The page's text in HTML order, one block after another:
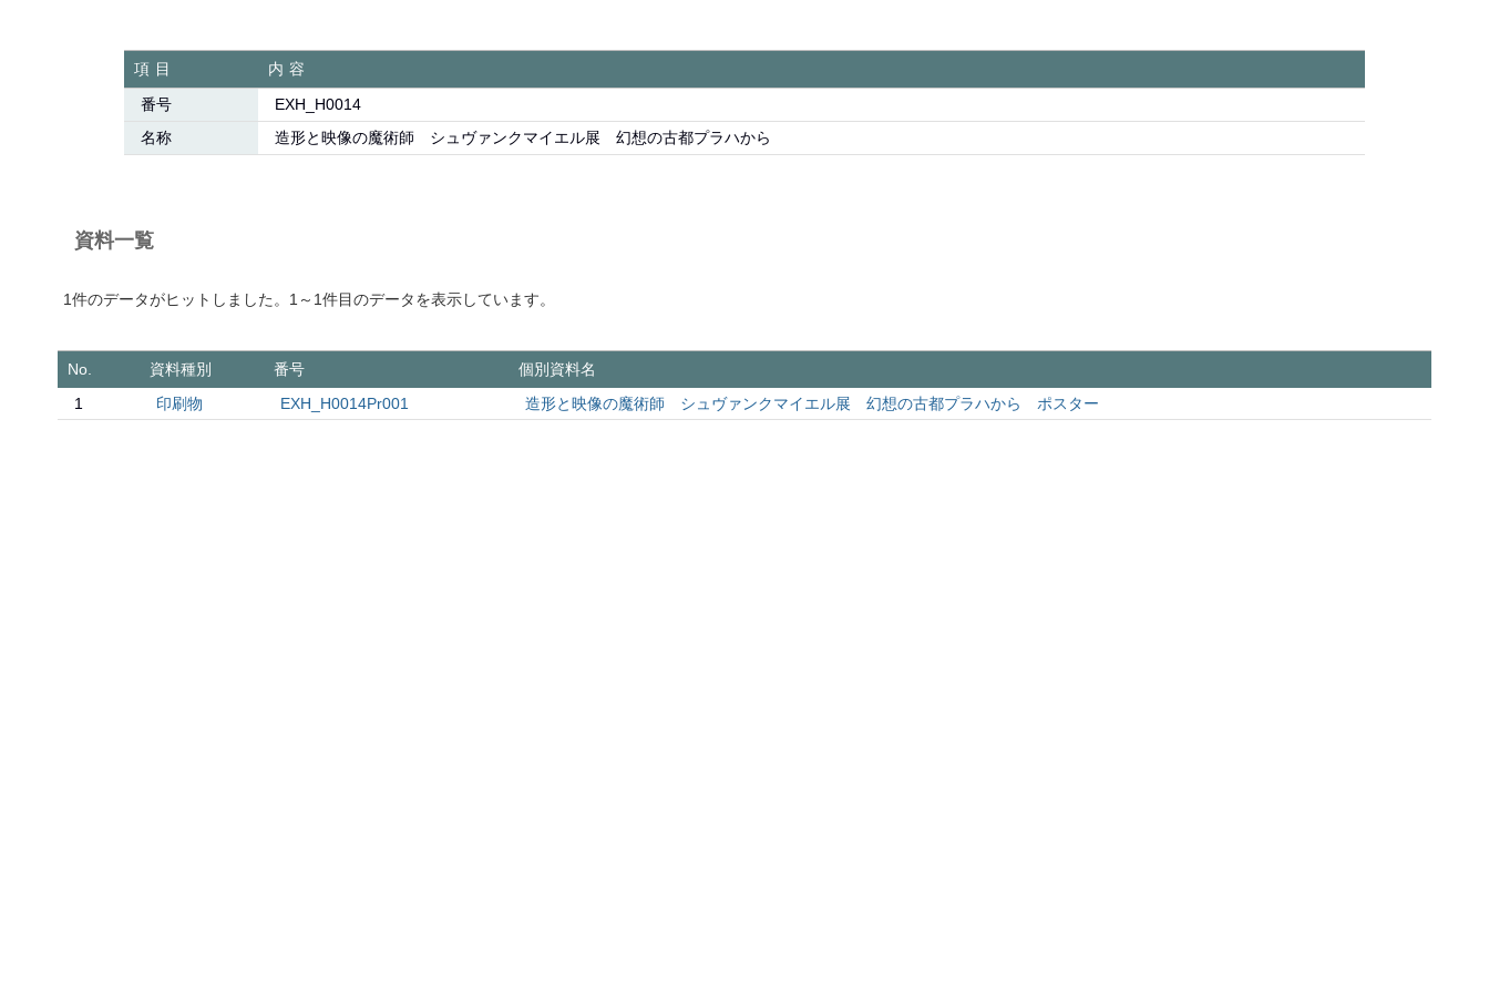
項目
内容
番号
EXH_H0014
名称
造形と映像の魔術師 シュヴァンクマイエル展 幻想の古都プラハから
資料一覧
1件のデータがヒットしました。1～1件目のデータを表示しています。
No. 資料種別 番号
個別資料名
1
印刷物 EXH_H0014Pr001 造形と映像の魔術師 シュヴァンクマイエル展 幻想の古都プラハから ポスター